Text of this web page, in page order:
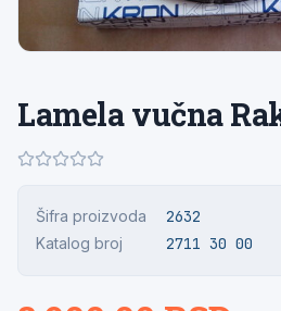
Lamela vučna
Šifra proizvoda 2632
Katalog broj 2711 30 00